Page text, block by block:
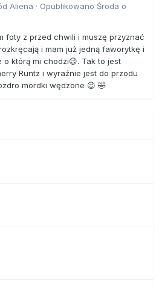
Aliena · Opublikowano Środa o
foty z przed chwili i muszę przyznać
i mam już jedną faworytkę i
którą mi chodzi😉. Tak to jest
Runtz i wyraźnie jest do przodu
mordki wędzone 😉 🤣